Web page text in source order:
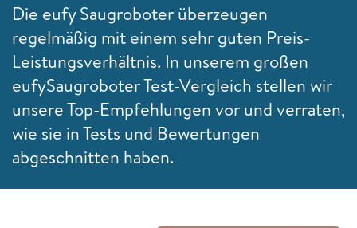
Die eufy Saugroboter überzeugen
regelmäßig mit einem sehr guten Preis-
Leistungsverhältnis. In unserem großen
eufySaugroboter Test-Vergleich stellen wir
unsere Top-Empfehlungen vor und verraten,
wie sie in Tests und Bewertungen
abgeschnitten haben.